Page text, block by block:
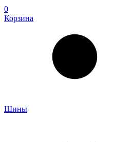
0
Корзина
Шины